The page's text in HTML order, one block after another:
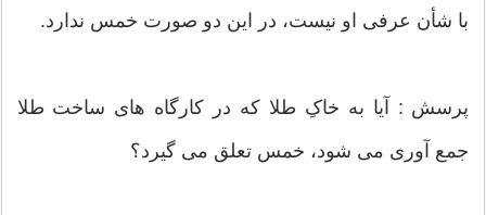
با شأن عرفی او نیست، در این دو صورت خمس ندارد.
پرسش : آیا به خاکِ طلا که در کارگاه های ساخت طلا
جمع آوری می شود، خمس تعلق می گیرد؟